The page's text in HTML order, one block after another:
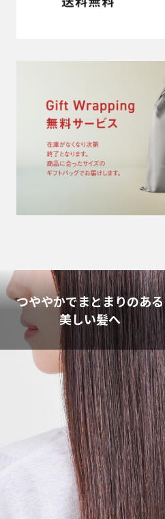
つややかでまとまりのある
美しい髪へ